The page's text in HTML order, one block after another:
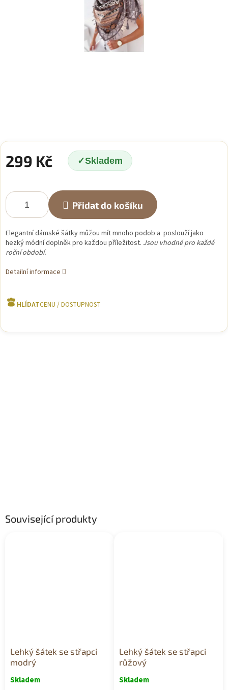
299 Kč Skladem
cena:
Přidat do košíku
Elegantní dámské šátky můžou mít mnoho podob a poslouží jako
hezký módní doplněk pro každou příležitost. Jsou vhodné pro každé
roční období.
Detailní informace
HLÍDAT
Související produkty
Lehký šátek se střapci
modrý
Skladem
Lehký šátek se střapci
růžový
Skladem